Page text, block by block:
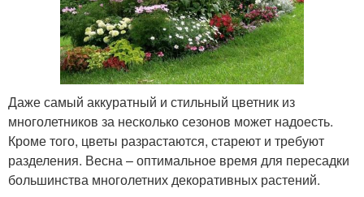
Даже самый аккуратный и стильный цветник из
многолетников за несколько сезонов может надоесть.
Кроме того, цветы разрастаются, стареют и требуют
разделения. Весна – оптимальное время для пересадки
большинства многолетних декоративных растений.